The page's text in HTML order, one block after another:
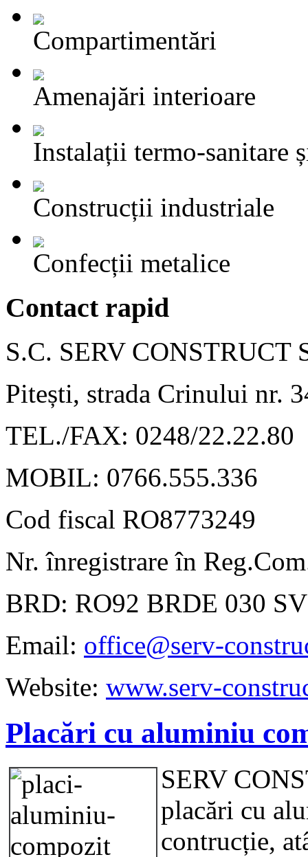
Compartimentări
Amenajări interioare
Instalații termo-sanitare
Construcții industriale
Confecții metalice
Contact rapid
S.C. SERV CONSTRUCT
Pitești, strada Crinului nr.
TEL./FAX: 0248/22.22.80
MOBIL: 0766.555.336
Cod fiscal RO8773249
Nr. înregistrare în
BRD: RO92 BRDE 030
Email: office@serv-
Website: www.serv-
Placări cu aluminiu
SERV
placări cu
contrucție,